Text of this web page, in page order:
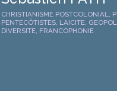
CHRISTIANISME POSTCOLONIAL,
PENTECÔTISTES, LAICITE,
DIVERSITE, FRANCOPHONIE